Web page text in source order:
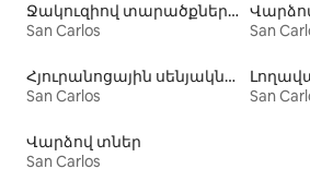
Ջակուզիով տարածքների վարձակալություն
San Carlos
San
Հյուրանոցային սենյակներ
San Carlos
San
Վարձով տներ
San Carlos